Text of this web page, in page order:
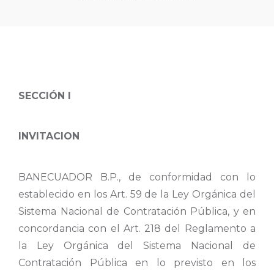
SECCIÓN I
INVITACION
BANECUADOR B.P., de conformidad con lo
establecido en los Art. 59 de la Ley Orgánica del
Sistema Nacional de Contratación Pública, y en
concordancia con el Art. 218 del Reglamento a
la Ley Orgánica del Sistema Nacional de
Contratación Pública en lo previsto en los